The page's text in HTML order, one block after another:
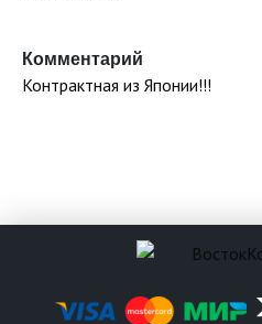
Комментарий
Контрактная из Японии!!!